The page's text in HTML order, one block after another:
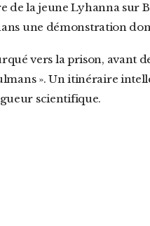
de la jeune Lyhanna sur
une démonstration
». Un itinéraire
scientifique.